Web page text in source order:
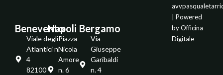
Benevento
Viale degli
Atlantici n.
4
82100 -
Napoli
Piazza
Nicola
Amore
n. 6
Bergamo
Via
Giuseppe
Garibaldi
n. 4
| Powered
byOfficina
Digitale